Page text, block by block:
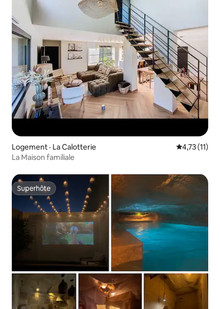
Logement · La Calotterie Note
4,73 (11)
La Maison familiale
Superhôte
Superhôte